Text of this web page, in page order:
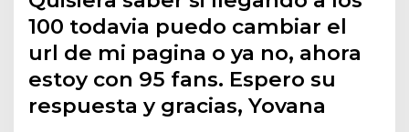
100 todavia puedo cambiar el
url de mi pagina o ya no, ahora
estoy con 95 fans. Espero su
respuesta y gracias, Yovana